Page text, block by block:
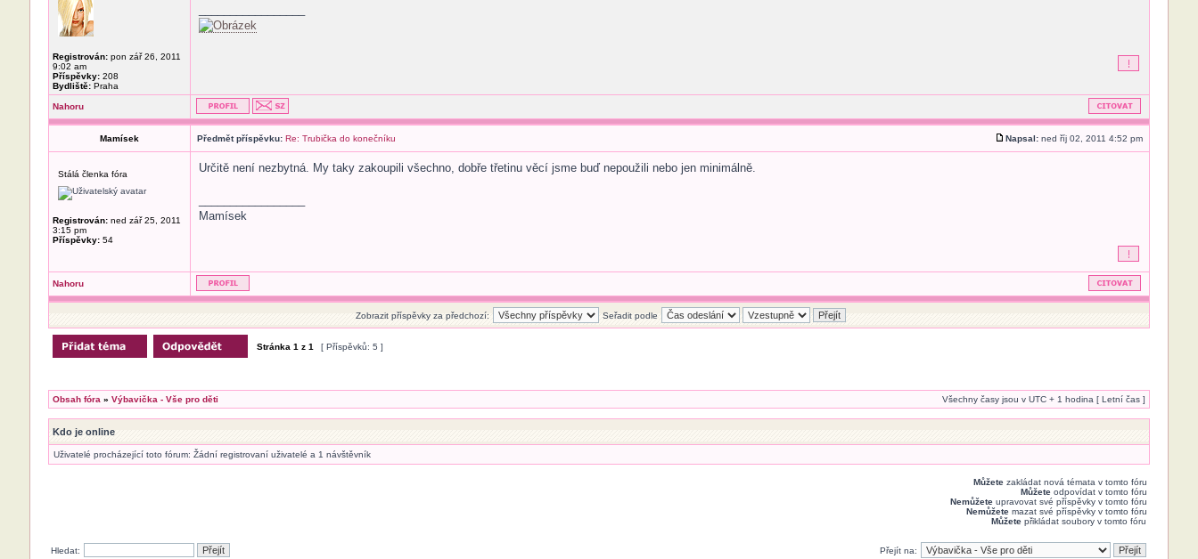
Registrován:pon zář 26, 2011
9:02 am
Příspěvky:208
Bydliště:Praha
Nahoru
Mamísek Předmět příspěvku: Re: Trubička do konečníku Napsal:ned říj 02, 2011 4:52 pm
Stálá členka fóra
Registrován:ned zář 25, 2011
3:15 pm
Příspěvky:54
Určitě není nezbytná. My taky zakoupili všechno, dobře třetinu věcí jsme buď nepoužili nebo jen minimálně.
Mamísek
Nahoru
Zobrazit příspěvky za předchozí: Seřadit podle
Stránka 1 z 1 [ Příspěvků: 5 ]
Obsah fóra » Výbavička - Vše pro děti Všechny časy jsou v UTC + 1 hodina [ Letní čas ]
Kdo je online
Uživatelé procházející toto fórum: Žádní registrovaní uživatelé a 1 návštěvník
Můžetezakládat nová témata v tomto fóru
Můžeteodpovídat v tomto fóru
Nemůžeteupravovat své příspěvky v tomto fóru
Nemůžetemazat své příspěvky v tomto fóru
Můžetepřikládat soubory v tomto fóru
Hledat: Přejít na: